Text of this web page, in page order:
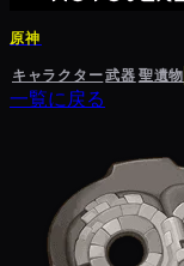
原神
キャラクター武器聖遺物
一覧に戻る